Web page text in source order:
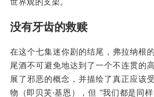
没有牙齿的救赎
在这个七集迷你剧的结尾，弗拉纳根
尾酒不可避免地达到了一个不连贯的
展了邪恶的概念，并描绘了真正应该
物（即贝芙·基恩），但 “我们都是同